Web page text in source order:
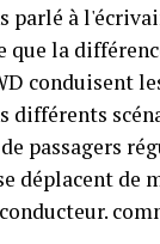
parlé à
la
conduisent
différents
passagers
déplacent de